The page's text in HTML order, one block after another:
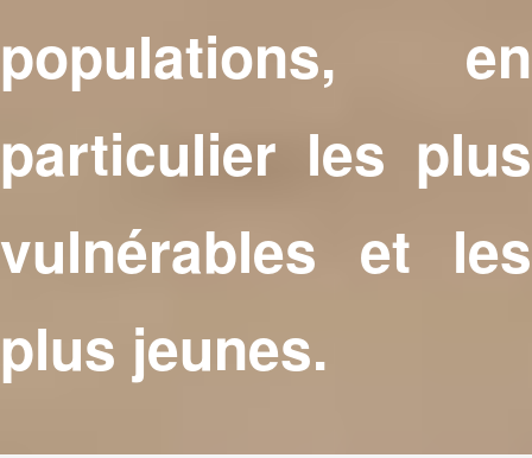
populations, en
particulier les plus
vulnérables et les
plus jeunes.